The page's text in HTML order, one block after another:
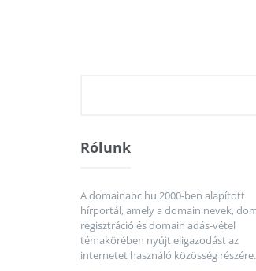
Rólunk
A domainabc.hu 2000-ben alapított
hírportál, amely a domain nevek,
regisztráció és domain adás-vétel
témakörében nyújt eligazodást az
internetet használó közösség részére.